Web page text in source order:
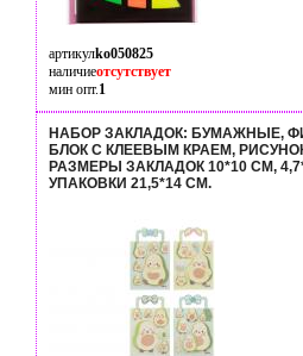
артикулko050825
наличиеотсутствует
мин опт.1
НАБОР ЗАКЛАДОК: БУМАЖНЫЕ,
БЛОК С КЛЕЕВЫМ КРАЕМ,
РАЗМЕРЫ ЗАКЛАДОК 10*10 СМ,
УПАКОВКИ 21,5*14 СМ.